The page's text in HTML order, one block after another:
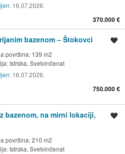
16.07.2026.
370.000 €
bazenom – Štokovci
površina: 139 m2
Istrska, Svetvinčenat
16.07.2026.
750.000 €
bazenom, na mirni lokaciji,
površina: 210 m2
Istrska, Svetvinčenat